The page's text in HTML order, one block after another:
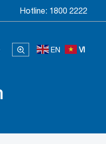
Hotline: 1800 2222
EN VI